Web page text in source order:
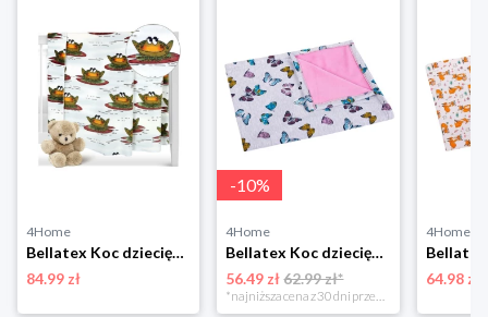
4Home
Bellatex Koc dziecięcy Ella Żaba, 100 x 150 cm
84.99 zł
-10%
4Home
Bellatex Koc dziecięcy Bára Butterfly różowy, 75 x 100 cm
56.49 zł 62.99 zł*
4Home
64.98 zł